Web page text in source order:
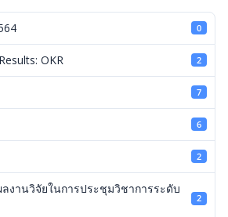
0
OKR 2
7
6
2
งานวิจัยในการประชุมวิชาการระดับ
2